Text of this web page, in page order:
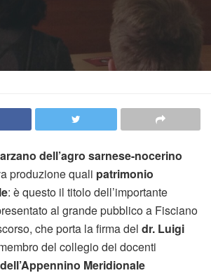
dell’agro sarnese-nocerino
produzione quali patrimonio
: è questo il titolo dell’importante
al grande pubblico a Fisciano
che porta la firma del dr. Luigi
del collegio dei docenti
Meridionale